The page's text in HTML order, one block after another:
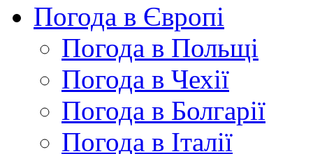
Погода в Європі
Погода в Польщі
Погода в Чехії
Погода в Болгарії
Погода в Італії